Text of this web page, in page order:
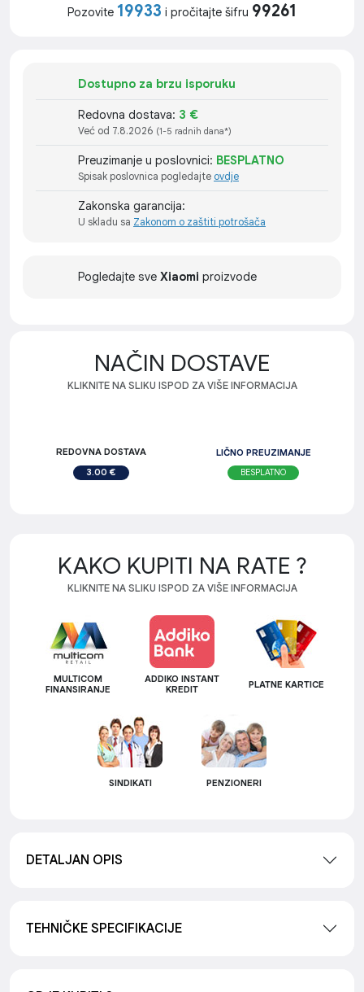
Pozovite 19933 i pročitajte šifru 99261
Dostupno za brzu isporuku
Redovna dostava: 3 €
Već od 7.8.2026 (1-5 radnih dana*)
Preuzimanje u poslovnici: BESPLATNO
Spisak poslovnica pogledajte ovdje
Zakonska garancija:
U skladu sa Zakonom o zaštiti potrošača
Pogledajte sve Xiaomi proizvode
NAČIN DOSTAVE
KLIKNITE NA SLIKU ISPOD ZA VIŠE INFORMACIJA
REDOVNA DOSTAVA
3.00 €
LIČNO PREUZIMANJE
BESPLATNO
KAKO KUPITI NA RATE ?
KLIKNITE NA SLIKU ISPOD ZA VIŠE INFORMACIJA
MULTICOM
FINANSIRANJE
ADDIKO INSTANT
KREDIT
PLATNE KARTICE
SINDIKATI PENZIONERI
DETALJAN OPIS
TEHNIČKE SPECIFIKACIJE